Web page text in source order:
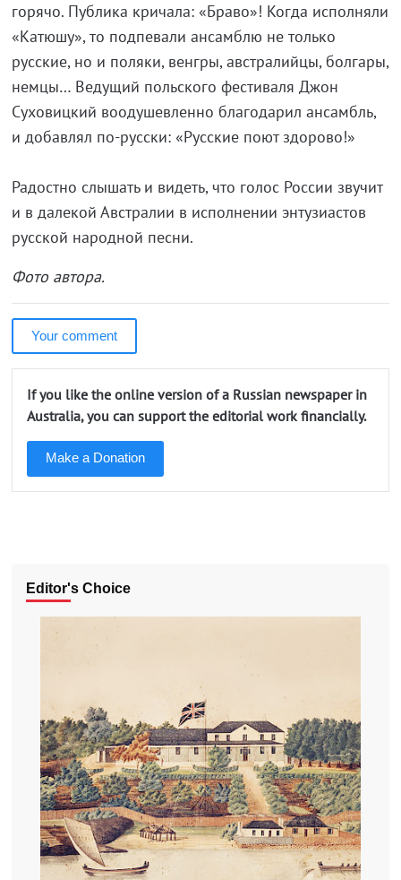
горячо. Публика кричала: «Браво»! Когда исполняли
«Катюшу», то подпевали ансамблю не только
русские, но и поляки, венгры, австралийцы, болгары,
немцы… Ведущий польского фестиваля Джон
Суховицкий воодушевленно благодарил ансамбль,
и добавлял по-русски: «Русские поют здорово!»
Радостно слышать и видеть, что голос России звучит
и в далекой Австралии в исполнении энтузиастов
русской народной песни.
Фото автора.
Your comment
If you like the online version of a Russian newspaper in
Australia, you can support the editorial work financially.
Make a Donation
Editor's Choice